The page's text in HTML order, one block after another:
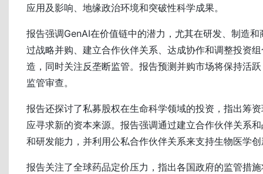
应用及影响、地缘政治环境和突破性科学成果。
报告强调GenAI在价值链中的潜力，尤其在研发、制造
过战略并购、建立合作伙伴关系、达成协作和调整投资
造，同时关注反垄断监管。报告预测并购市场将保持活
监管审查。
报告还探讨了私募股权在生命科学领域的投资，指出筹
应寻求新的资本来源。报告强调通过建立合作伙伴关系
和研发能力，并利用公私合作伙伴关系来支持生物医学
报告关注了全球药品定价压力，指出各国政府的监管措